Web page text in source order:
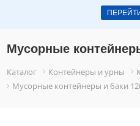
Мусорные
Каталог Контейнеры и урны
Мусорные контейнеры и баки